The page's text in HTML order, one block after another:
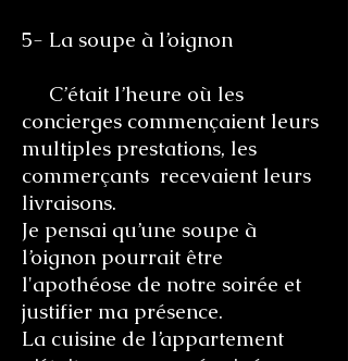
5- La soupe à l’oignon
C’était l’heure où les
concierges commençaient leurs
multiples prestations, les
commerçants recevaient leurs
livraisons.
Je pensai qu’une soupe à
l’oignon pourrait être
l'apothéose de notre soirée et
justifier ma présence.
La cuisine de l’appartement